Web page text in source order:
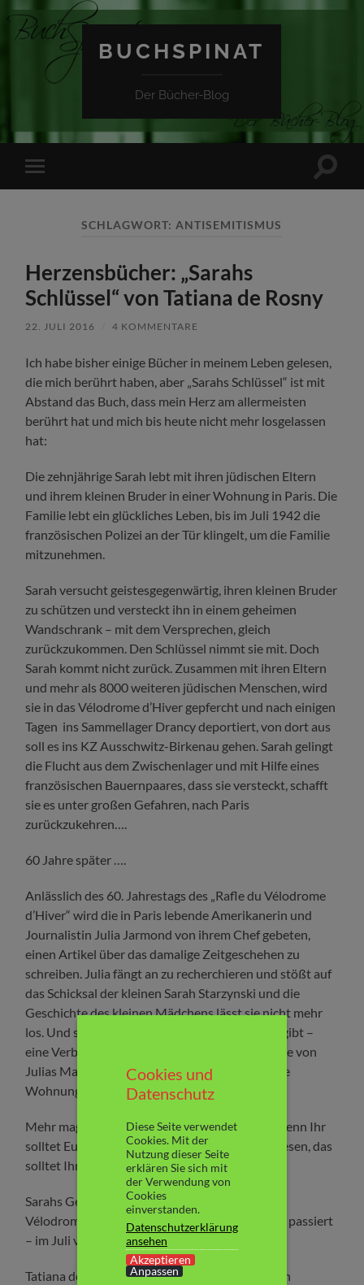
BUCHSPINAT
Der Bücher-Blog
Mobile-
Menü
SCHLAGWORT:ANTISEMITISMUS
Herzensbücher: „Sarahs
Schlüssel“ von Tatiana de Rosny
22. JULI 2016 4 KOMMENTARE
Ich habe bisher einige Bücher in meinem Leben gelesen,
die mich berührt haben, aber „Sarahs Schlüssel“ ist mit
Abstand das Buch, dass mein Herz am allermeisten
berührt hat und mich bis heute nicht mehr losgelassen
hat:
Die zehnjährige Sarah lebt mit ihren jüdischen Eltern
und ihrem kleinen Bruder in einer Wohnung in Paris. Die
Familie lebt ein glückliches Leben, bis im Juli 1942 die
französischen Polizei an der Tür klingelt, um die Familie
mitzunehmen.
Sarah versucht geistesgegenwärtig, ihren kleinen Bruder
zu schützen und versteckt ihn in einem geheimen
Wandschrank – mit dem Versprechen, gleich
zurückzukommen. Den Schlüssel nimmt sie mit. Doch
Sarah kommt nicht zurück. Zusammen mit ihren Eltern
und mehr als 8000 weiteren jüdischen Menschen, wird
sie in das Vélodrome d’Hiver gepfercht und nach einigen
Tagen ins Sammellager Drancy deportiert, von dort aus
soll es ins KZ Ausschwitz-Birkenau gehen. Sarah gelingt
die Flucht aus dem Zwischenlager und mit Hilfe eines
französischen Bauernpaares, dass sie versteckt, schafft
sie es unter großen Gefahren, nach Paris
zurückzukehren….
60 Jahre später ….
Anlässlich des 60. Jahrestags des „Rafle du Vélodrome
d’Hiver“ wird die in Paris lebende Amerikanerin und
Journalistin Julia Jarmond von ihrem Chef gebeten,
einen Artikel über das damalige Zeitgeschehen zu
schreiben. Julia fängt an zu recherchieren und stößt auf
das Schicksal der kleinen Sarah Starzynski und die
Geschichte des kleinen Mädchens lässt sie nicht mehr
los. Und sie entdeckt, dass es eine Verbindung gibt –
eine Verbindung zwischen Sarah und der Familie von
Julias Mann, die damals überraschend eine freie
Wohnung in Paris erhalten haben….
Mehr mag ich Euch zum Inhalt nicht verraten, denn Ihr
solltet Euch die Zeit nehmen und dieses Buch lesen, das
solltet Ihr wirklich.
Sarahs Geschichte ist fiktiv, doch das „Rafle du
Vélodrome d’Hiver“ ist es nicht. Das ist wirklich passiert
– im Juli vor 74 Jahren in Paris.
Tatiana de Rosny gelingt es, mit diesem Buch ein
Cookies und
Datenschutz
Diese Seite verwendet
Cookies. Mit der
Nutzung dieser Seite
erklären Sie sich mit
der Verwendung von
Cookies
einverstanden.
Datenschutzerklärung
ansehen
Akzeptieren
Anpassen